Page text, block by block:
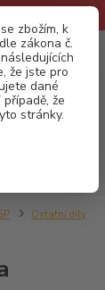
zbožím, k
zákona č.
že jste pro
dané
že
stránky.
Menu
0
za0,00 Kč
Ostatní díly